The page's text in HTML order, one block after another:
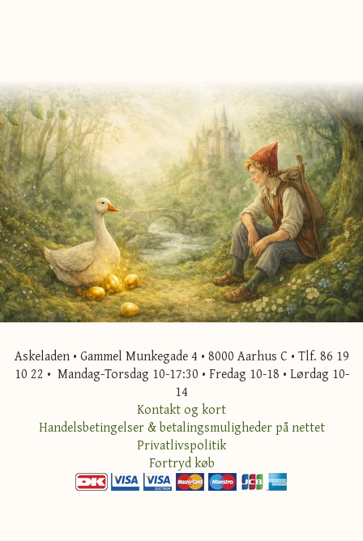
Askeladen • Gammel Munkegade 4 • 8000 Aarhus C • Tlf. 86 19
10 22 • Mandag-Torsdag 10-17:30 • Fredag 10-18 • Lørdag 10-
14
Kontakt og kort
Handelsbetingelser & betalingsmuligheder på nettet
Privatlivspolitik
Fortryd køb